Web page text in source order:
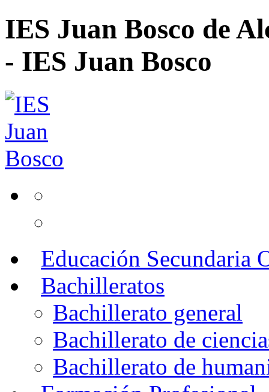
IES Juan Bosco de
- IES Juan Bosco
Educación Secundaria
Bachilleratos
Bachillerato general
Bachillerato de
Bachillerato de